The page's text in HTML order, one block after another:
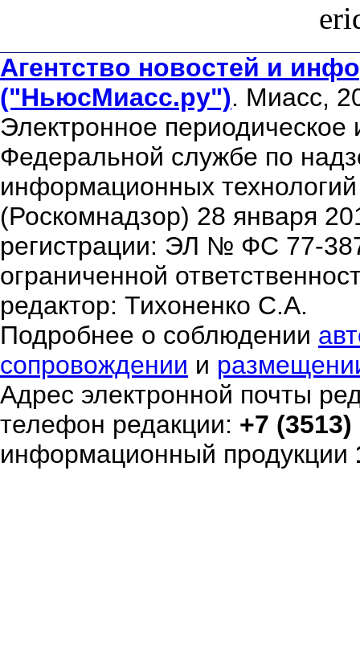
Агентство новостей и
("НьюсМиасс.ру"). Миасс,
Электронное периодическое
Федеральной службе по
информационных
(Роскомнадзор) 28 января
регистрации: ЭЛ № ФС 77-
ограниченной
редактор: Тихоненко С.А.
Подробнее о соблюдении
сопровождении и
Адрес электронной почты
телефон редакции: +7
информационный продукции